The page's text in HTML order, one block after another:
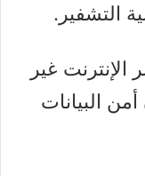
التشفير.
غير
البيانات